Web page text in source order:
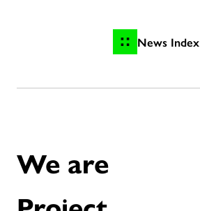
News Index
We are